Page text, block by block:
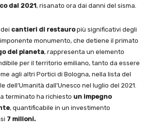
dal 2021, risanato ora dai danni del sisma.
cantieri di restauropiù significativi degli
monumento, che detiene il primato
del pianeta, rappresenta un elemento
per il territorio emiliano, tanto da essere
agli altri Portici di Bologna, nella lista del
dell’Umanità dall’Unesco nel luglio del 2021.
terminato ha richiesto un impegno
, quantificabile in un investimento
7 milioni.